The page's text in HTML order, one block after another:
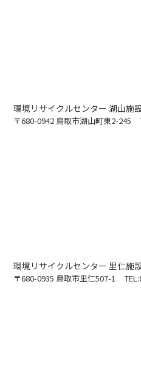
環境リサイクルセンター 湖山施
〒680-0942 鳥取市湖山町東2-245
環境リサイクルセンター 里仁施
〒680-0935 鳥取市里仁507-1